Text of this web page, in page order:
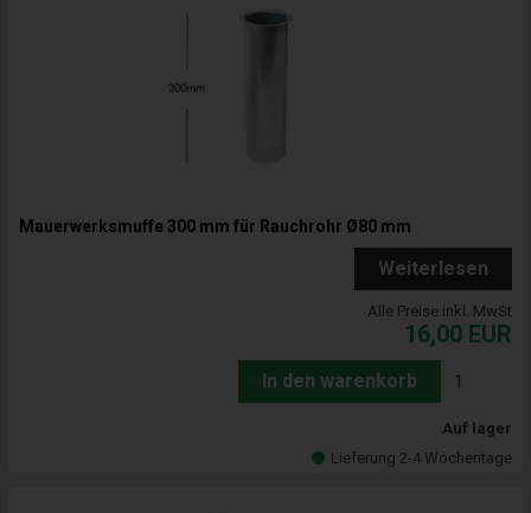
Mauerwerksmuffe 300 mm für Rauchrohr Ø80 mm
Weiterlesen
Alle Preise inkl. MwSt
16,00 EUR
In den warenkorb
Auf lager
Lieferung 2-4 Wochentage